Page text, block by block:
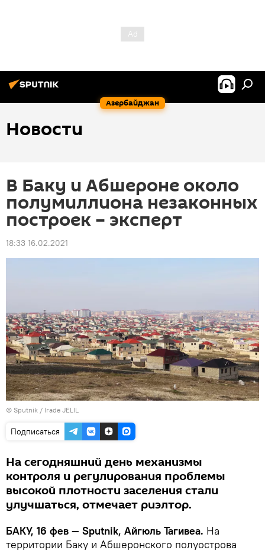
Азербайджан
Новости
В Баку и Абшероне около
полумиллиона незаконных
построек – эксперт
18:33 16.02.2021
© Sputnik / Irade JELIL
Подписаться
На сегодняшний день механизмы
контроля и регулирования проблемы
высокой плотности заселения стали
улучшаться, отмечает риэлтор.
БАКУ, 16 фев — Sputnik, Айгюль Тагивеа. На
территории Баку и Абшеронского полуострова